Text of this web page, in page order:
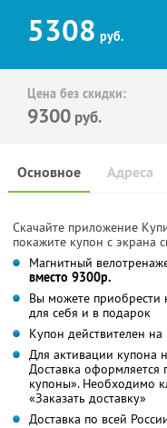
5308 руб.
Цена без скидки:
9300 руб.
Основное Адреса
Скачайте приложение
покажите купон с экрана
Магнитный
вместо 9300р.
Вы можете приобрести
для себя и в подарок
Купон действителен
Для активации купона
Доставка оформляется
купоны». Необходимо
«Заказать доставку»
Доставка по всей